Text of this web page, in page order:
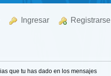
Ingresar Registrarse
que tu has dado en los mensajes